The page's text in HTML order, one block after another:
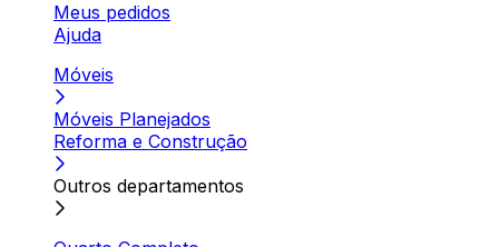
Meus pedidos
Ajuda
Móveis
Móveis Planejados
Reforma e Construção
Outros departamentos